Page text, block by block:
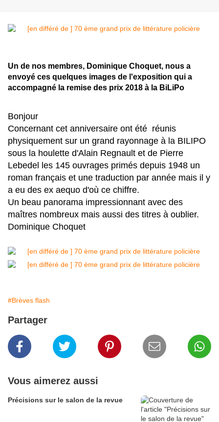
Un de nos membres, Dominique Choquet, nous a
envoyé ces quelques images de l'exposition qui a
accompagné la remise des prix 2018 à la BiLiPo
Bonjour
Concernant cet anniversaire ont été réunis
physiquement sur un grand rayonnage à la BILIPO
sous la houlette d'Alain Regnault et de Pierre
Lebedel les 145 ouvrages primés depuis 1948 un
roman français et une traduction par année mais il y
a eu des ex aequo d'où ce chiffre.
Un beau panorama impressionnant avec des
maîtres nombreux mais aussi des titres à oublier.
Dominique Choquet
#Brèves flash
Partager
Vous aimerez aussi
Précisions sur le salon de la revue